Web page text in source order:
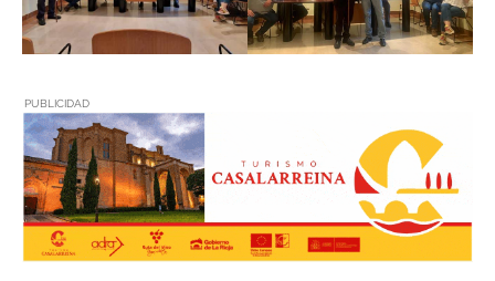
PUBLICIDAD